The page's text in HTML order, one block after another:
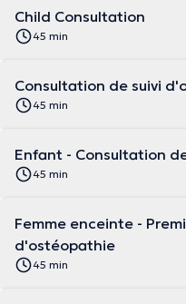
Child Consultation
45 min
Consultation de suivi
45 min
Enfant - Consultation
45 min
Femme enceinte -
d'ostéopathie
45 min